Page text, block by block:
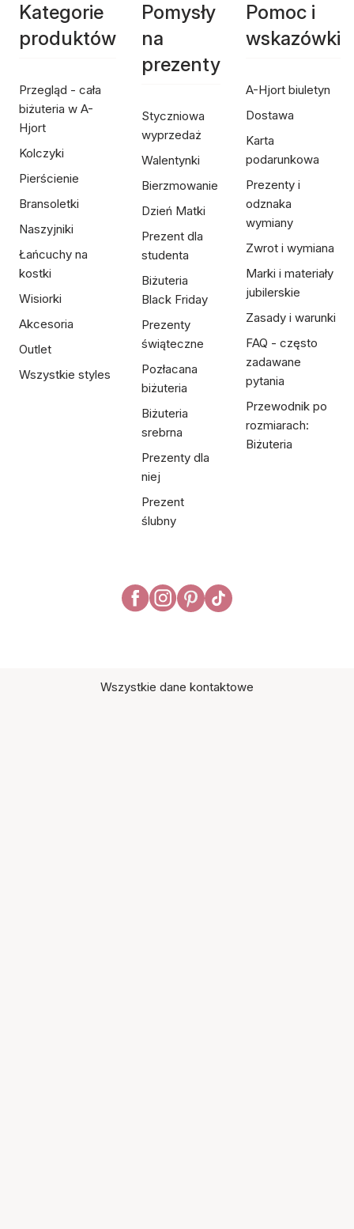
Kategorie
produktów
Przegląd - cała
biżuteria w A-
Hjort
Kolczyki
Pierścienie
Bransoletki
Naszyjniki
Łańcuchy na
kostki
Wisiorki
Akcesoria
Outlet
Wszystkie styles
Pomysły
na
prezenty
Styczniowa
wyprzedaż
Walentynki
Bierzmowanie
Dzień Matki
Prezent dla
studenta
Biżuteria
Black Friday
Prezenty
świąteczne
Pozłacana
biżuteria
Biżuteria
srebrna
Prezenty dla
niej
Prezent
ślubny
Pomoc i
wskazówki
A-Hjort biuletyn
Dostawa
Karta
podarunkowa
Prezenty i
odznaka
wymiany
Zwrot i wymiana
Marki i materiały
jubilerskie
Zasady i warunki
FAQ - często
zadawane
pytania
Przewodnik po
rozmiarach:
Biżuteria
Wszystkie dane kontaktowe